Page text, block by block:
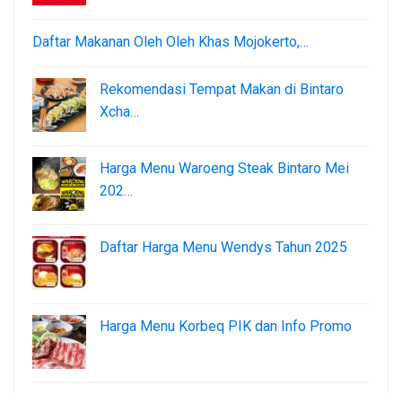
Daftar Makanan Oleh Oleh Khas Mojokerto,…
Rekomendasi Tempat Makan di Bintaro
Xcha…
Harga Menu Waroeng Steak Bintaro Mei
202…
Daftar Harga Menu Wendys Tahun 2025
Harga Menu Korbeq PIK dan Info Promo